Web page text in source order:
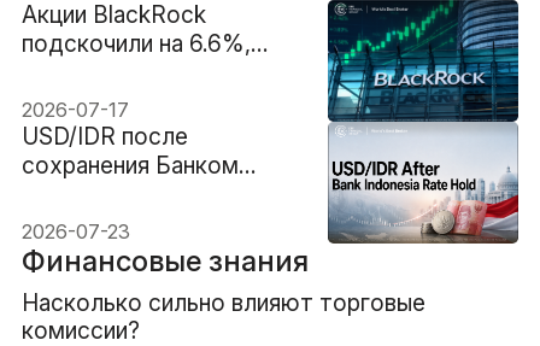
Акции BlackRock
подскочили на 6.6%,
преодолели
историческую отметку
$15T
2026-07-17
USD/IDR после
сохранения Банком
уровне 5.75%: сможет
ли рупия
восстановиться?
2026-07-23
Финансовые знания
Насколько сильно влияют торговые
комиссии?